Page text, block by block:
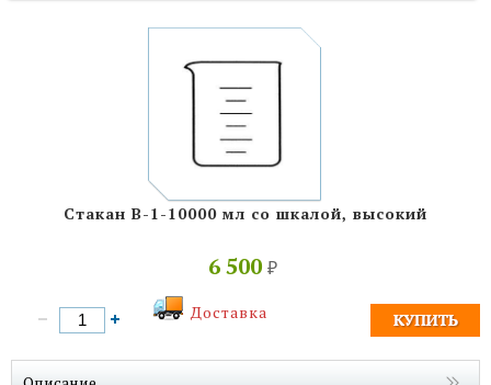
Стакан В-1-10000 мл со шкалой, высокий
6 500 ₽
Доставка